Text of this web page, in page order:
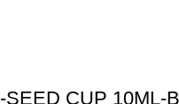
CUP 10ML-